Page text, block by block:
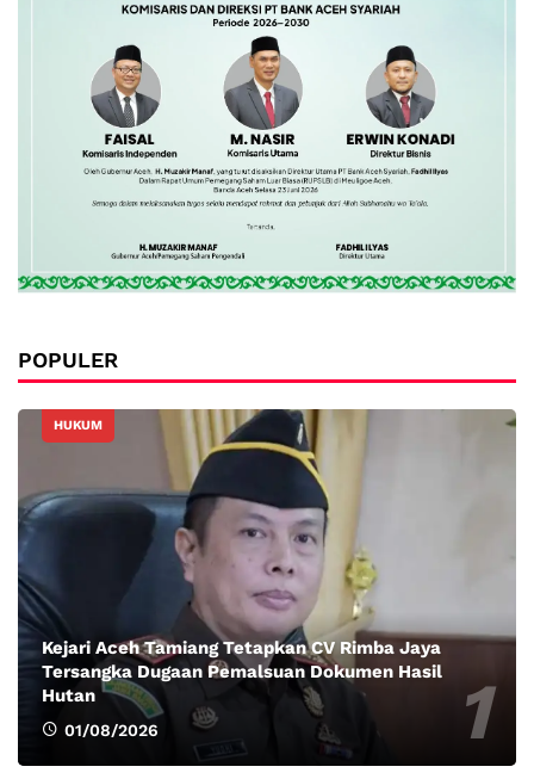
POPULER
HUKUM
Kejari Aceh Tamiang Tetapkan CV Rimba Jaya
Tersangka Dugaan Pemalsuan Dokumen Hasil
Hutan
01/08/2026